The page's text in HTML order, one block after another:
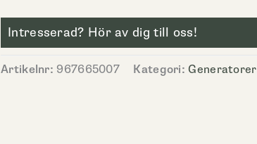
Intresserad? Hör av dig till oss!
Artikelnr: 967665007 Kategori:Generatorer